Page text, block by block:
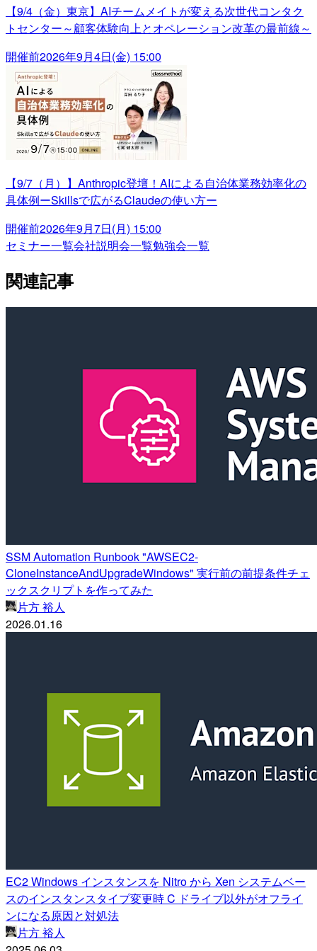
【9/4（金）東京】AIチームメイトが変える次世代コンタク
トセンター～顧客体験向上とオペレーション改革の最前線～
開催前2026年9月4日(金) 15:00
【9/7（月）】Anthropic登壇！AIによる自治体業務効率化の
具体例ーSkillsで広がるClaudeの使い方ー
開催前2026年9月7日(月) 15:00
セミナー一覧会社説明会一覧勉強会一覧
関連記事
SSM Automation Runbook "AWSEC2-
CloneInstanceAndUpgradeWindows" 実行前の前提条件チェ
ックスクリプトを作ってみた
片方 裕人
2026.01.16
EC2 Windows インスタンスを Nitro から Xen システムベー
スのインスタンスタイプ変更時 C ドライブ以外がオフライ
ンになる原因と対処法
片方 裕人